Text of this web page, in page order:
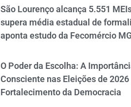
São Lourenço alcança 5.551
supera média estadual de
aponta estudo da Fecomércio
O Poder da Escolha: A
Consciente nas Eleições de 2026
Fortalecimento da Democracia